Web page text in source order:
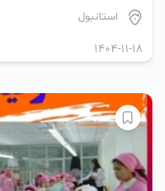
استانبول
1404-11-18